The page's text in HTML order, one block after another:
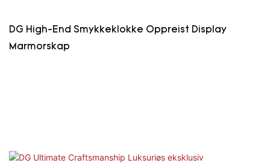
DG High-End Smykkeklokke Oppreist Display
Marmorskap